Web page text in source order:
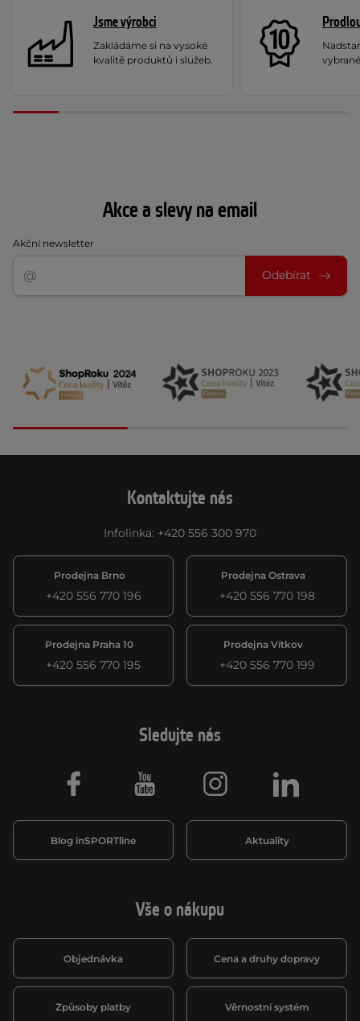
Jsme výrobci
Zakládáme si na vysoké
kvalitě produktů i služeb.
Akce a slevy na email
Akční newsletter
Odebírat
Kontaktujte nás
Infolinka: +420 556 300 970
Prodejna Brno
+420 556 770 196
Prodejna Ostrava
+420 556 770 198
Prodejna Praha 10
+420 556 770 195
Prodejna Vítkov
+420 556 770 199
Vše o nákupu
Objednávka Cena a druhy dopravy
Způsoby platby Věrnostní systém
Sledujte nás
Blog inSPORTline Aktuality
Facebook Youtube Instagram LinkedIn